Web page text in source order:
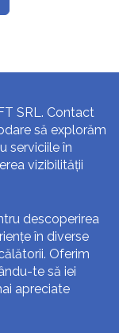
SRL. Contact
să explorăm
serviciile în
vizibilității
descoperirea
în diverse
Oferim
te să iei
apreciate